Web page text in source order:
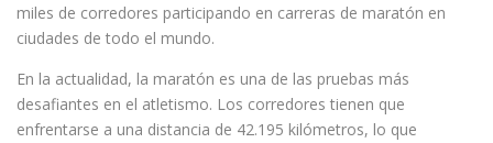
miles de corredores participando en carreras de maratón en
ciudades de todo el mundo.
En la actualidad, la maratón es una de las pruebas más
desafiantes en el atletismo. Los corredores tienen que
enfrentarse a una distancia de 42.195 kilómetros, lo que